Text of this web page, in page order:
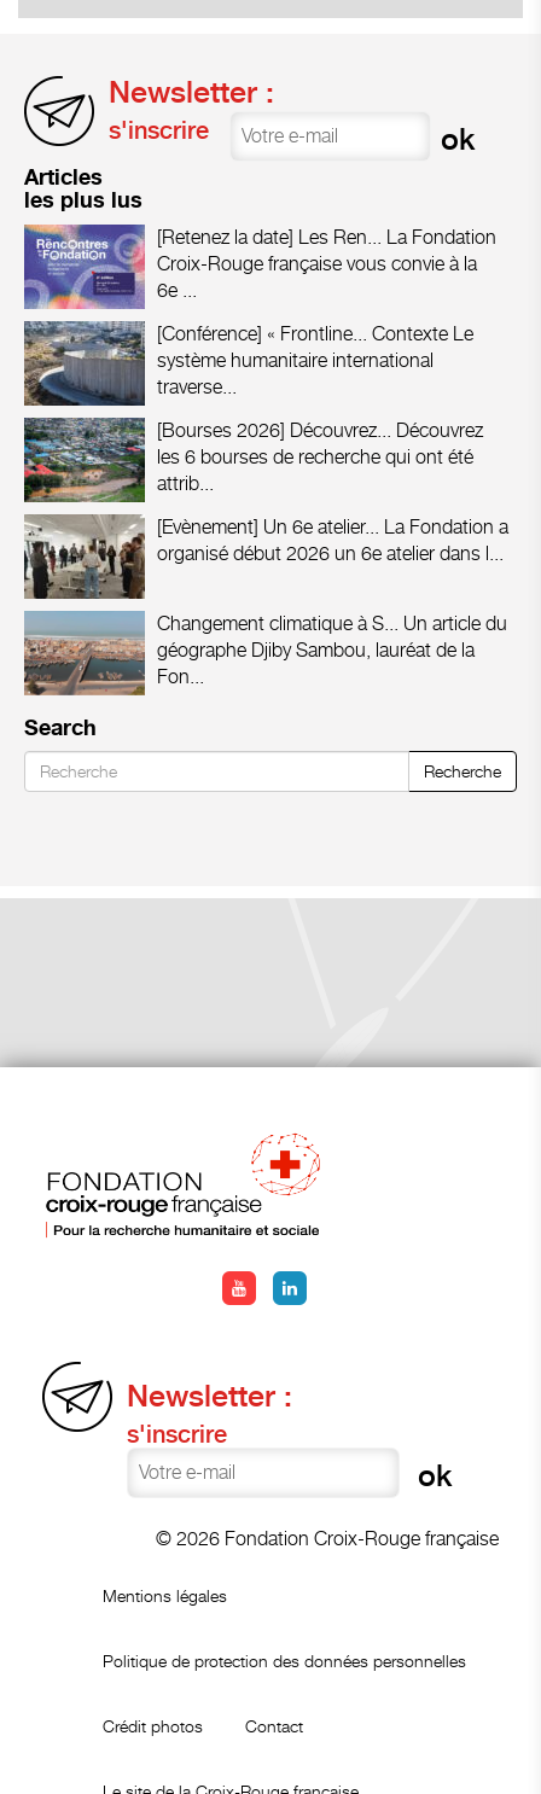
Newsletter :
s'inscrire
Articles
les plus lus
[Retenez la date] Les Ren... La Fondation
Croix-Rouge française vous convie à la
6e ...
[Conférence] « Frontline... Contexte Le
système humanitaire international
traverse...
[Bourses 2026] Découvrez... Découvrez
les 6 bourses de recherche qui ont été
attrib...
[Evènement] Un 6e atelier... La Fondation a
organisé début 2026 un 6e atelier dans l...
Changement climatique à S... Un article du
géographe Djiby Sambou, lauréat de la
Fon...
Search
Recherche
Newsletter :
s'inscrire
© 2026 Fondation Croix-Rouge française
Mentions légales
Politique de protection des données personnelles
Crédit photos Contact